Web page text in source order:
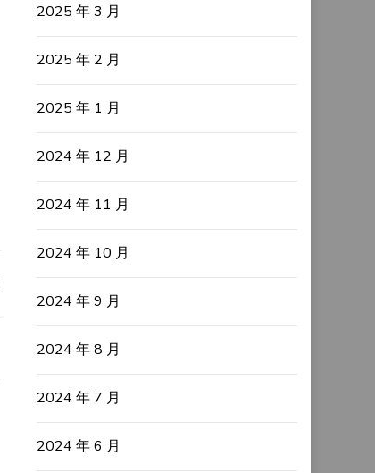
2025 年 3 月
2025 年 2 月
2025 年 1 月
2024 年 12 月
2024 年 11 月
2024 年 10 月
2024 年 9 月
2024 年 8 月
2024 年 7 月
2024 年 6 月